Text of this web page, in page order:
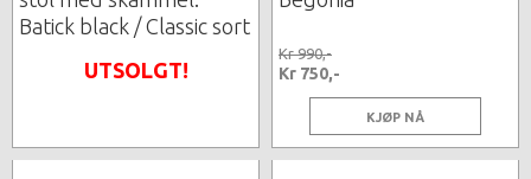
Batick black / Classic sort
UTSOLGT!
Kr 990,-
Kr 750,-
KJØP NÅ